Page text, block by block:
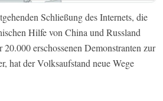
Schließung des Internets, die
Hilfe von China und Russland
20.000 erschossenen Demonstranten zur
hat der Volksaufstand neue Wege